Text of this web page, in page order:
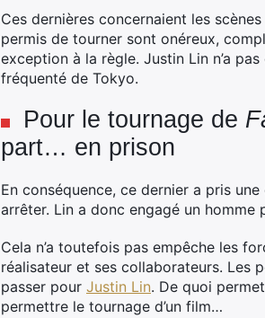
Ces dernières concernaient les
permis de tourner sont onéreux,
exception à la règle. Justin Lin n’a
fréquenté de Tokyo.
Pour le tournage de
part… en prison
En conséquence, ce dernier a pris
arrêter. Lin a donc engagé un
Cela n’a toutefois pas empêche les
réalisateur et ses collaborateurs. Les
passer pour Justin Lin. De quoi
permettre le tournage d’un film…